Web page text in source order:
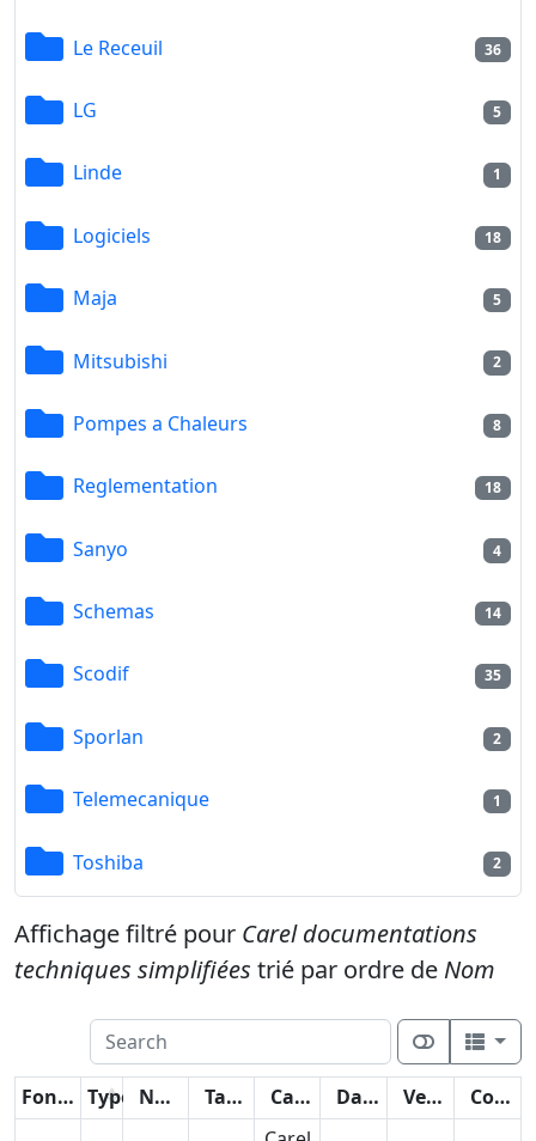
Le Receuil 36
LG 5
Linde 1
Logiciels 18
Maja 5
Mitsubishi 2
Pompes a Chaleurs 8
Reglementation 18
Sanyo 4
Schemas 14
Scodif 35
Sporlan 2
Telemecanique 1
Toshiba 2
Affichage filtré pour Carel documentations
techniques simplifiées trié par ordre de Nom
Fonctions Type Nom Taille Catégorie Date Version
Compteur